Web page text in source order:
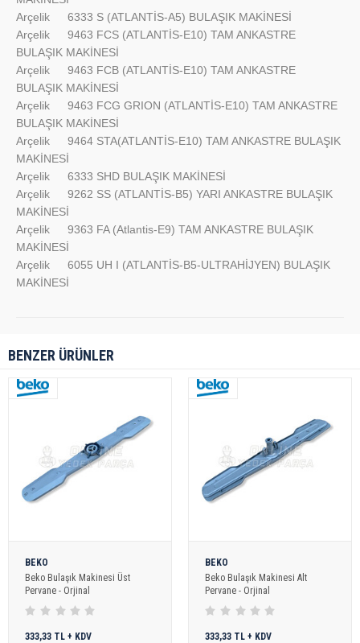
Arçelik
6333 S (ATLANTİS-A5) BULAŞIK MAKİNESİ
Arçelik
9463 FCS (ATLANTİS-E10) TAM ANKASTRE
BULAŞIK MAKİNESİ
Arçelik
9463 FCB (ATLANTİS-E10) TAM ANKASTRE
BULAŞIK MAKİNESİ
Arçelik
9463 FCG GRION (ATLANTİS-E10) TAM ANKASTRE
BULAŞIK MAKİNESİ
Arçelik
9464 STA(ATLANTİS-E10) TAM ANKASTRE BULAŞIK
MAKİNESİ
Arçelik
6333 SHD BULAŞIK MAKİNESİ
Arçelik
9262 SS (ATLANTİS-B5) YARI ANKASTRE BULAŞIK
MAKİNESİ
Arçelik
9363 FA (Atlantis-E9) TAM ANKASTRE BULAŞIK
MAKİNESİ
Arçelik
6055 UH I (ATLANTİS-B5-ULTRAHİJYEN) BULAŞIK
MAKİNESİ
BENZER ÜRÜNLER
BEKO
Beko Bulaşık Makinesi Üst
Pervane - Orjinal
333,33 TL + KDV
BEKO
Beko Bulaşık Makinesi Alt
Pervane - Orjinal
333,33 TL + KDV